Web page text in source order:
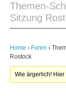
Themen-
Sitzung
Home › Foren ›
Rostock
Wie ärgerlich!